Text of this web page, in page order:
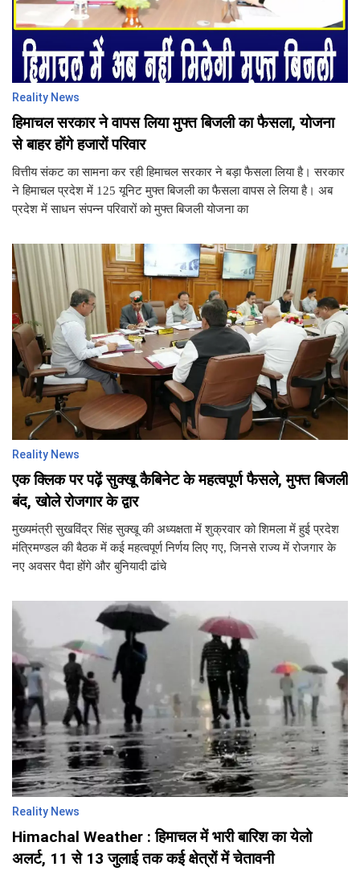
Reality News
हिमाचल सरकार ने वापस लिया मुफ्त बिजली का फैसला, योजना
से बाहर होंगे हजारों परिवार
वित्तीय संकट का सामना कर रही हिमाचल सरकार ने बड़ा फैसला लिया है। सरकार
ने हिमाचल प्रदेश में 125 यूनिट मुफ्त बिजली का फैसला वापस ले लिया है। अब
प्रदेश में साधन संपन्न परिवारों को मुफ्त बिजली योजना का
Reality News
एक क्लिक पर पढ़ें सुक्खू कैबिनेट के महत्वपूर्ण फैसले, मुफ्त बिजली
बंद, खोले रोजगार के द्वार
मुख्यमंत्री सुखविंद्र सिंह सुक्खू की अध्यक्षता में शुक्रवार को शिमला में हुई प्रदेश
मंत्रिमण्डल की बैठक में कई महत्वपूर्ण निर्णय लिए गए, जिनसे राज्य में रोजगार के
नए अवसर पैदा होंगे और बुनियादी ढांचे
Reality News
Himachal Weather : हिमाचल में भारी बारिश का येलो
अलर्ट, 11 से 13 जुलाई तक कई क्षेत्रों में चेतावनी